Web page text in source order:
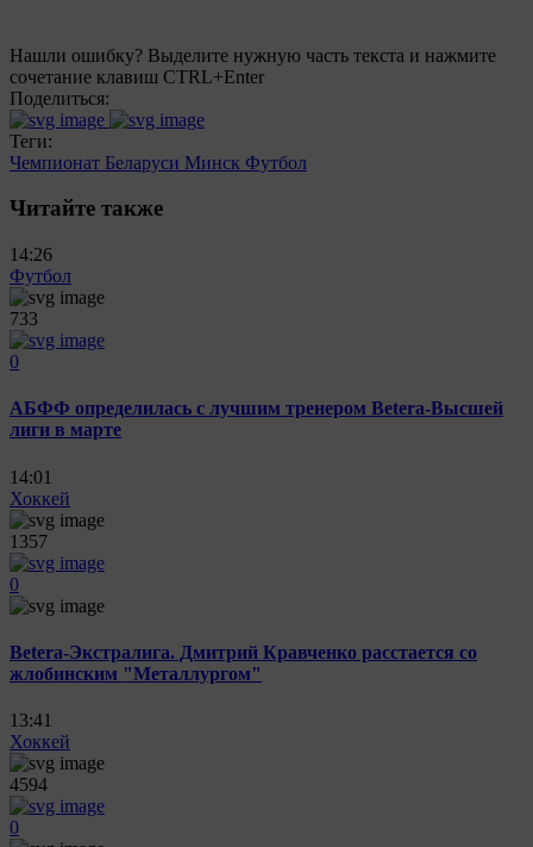
Нашли ошибку? Выделите нужную часть текста и нажмите
сочетание клавиш CTRL+Enter
Поделиться:
Теги:
Чемпионат Беларуси Минск Футбол
Читайте также
14:26
Футбол
733
0
АБФФ определилась с лучшим тренером Betera-Высшей
лиги в марте
14:01
Хоккей
1357
0
Betera-Экстралига. Дмитрий Кравченко расстается со
жлобинским "Металлургом"
13:41
Хоккей
4594
0